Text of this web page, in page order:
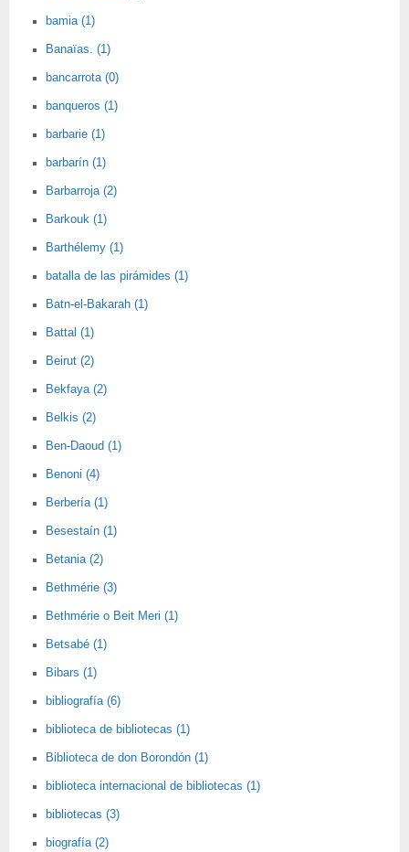
bamia (1)
Banaïas. (1)
bancarrota (0)
banqueros (1)
barbarie (1)
barbarín (1)
Barbarroja (2)
Barkouk (1)
Barthélemy (1)
batalla de las pirámides (1)
Batn-el-Bakarah (1)
Battal (1)
Beirut (2)
Bekfaya (2)
Belkis (2)
Ben-Daoud (1)
Benoni (4)
Berbería (1)
Besestaín (1)
Betania (2)
Bethmérie (3)
Bethmérie o Beit Meri (1)
Betsabé (1)
Bibars (1)
bibliografía (6)
biblioteca de bibliotecas (1)
Biblioteca de don Borondón (1)
biblioteca internacional de bibliotecas (1)
bibliotecas (3)
biografía (2)